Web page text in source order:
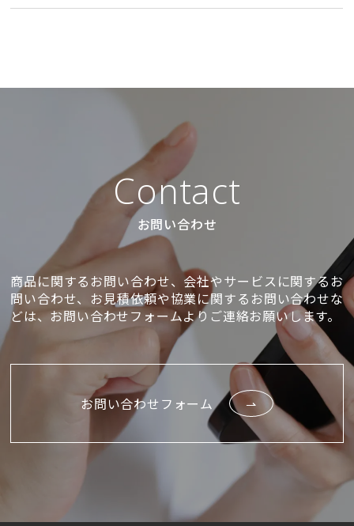
Contact
お問い合わせ
商品に関するお問い合わせ、会社やサービスに関するお
問い合わせ、お見積依頼や協業に関するお問い合わせな
どは、お問い合わせフォームよりご連絡お願いします。
お問い合わせフォーム